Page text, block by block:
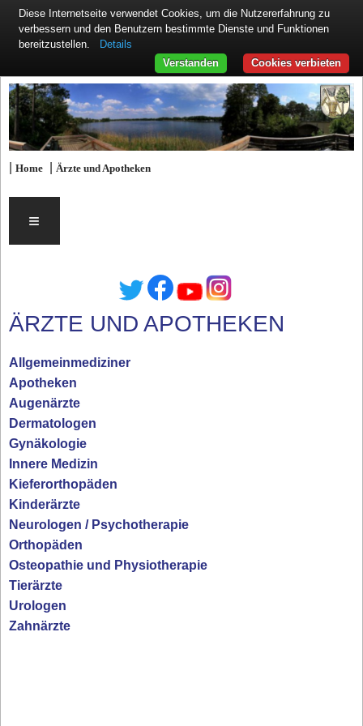
|Home |Ärzte und Apotheken
≡
ÄRZTE UND APOTHEKEN
Allgemeinmediziner
Apotheken
Augenärzte
Dermatologen
Gynäkologie
Innere Medizin
Kieferorthopäden
Kinderärzte
Neurologen / Psychotherapie
Orthopäden
Osteopathie und Physiotherapie
Tierärzte
Urologen
Zahnärzte
Diese Internetseite verwendet Cookies, um die Nutzererfahrung zu
verbessern und den Benutzern bestimmte Dienste und Funktionen
bereitzustellen.
Details
Cookies verbieten
Verstanden